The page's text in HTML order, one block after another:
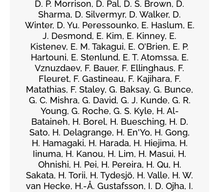
D. P. Morrison, D. Pal, D. S. Brown, D.
Sharma, D. Silvermyr, D. Walker, D.
Winter, D. Yu. Peressounko, E. Haslum, E.
J. Desmond, E. Kim, E. Kinney, E.
Kistenev, E. M. Takagui, E. O'Brien, E. P.
Hartouni, E. Stenlund, E. T. Atomssa, E.
Vznuzdaev, F. Bauer, F. Ellinghaus, F.
Fleuret, F. Gastineau, F. Kajihara, F.
Matathias, F. Staley, G. Baksay, G. Bunce,
G. C. Mishra, G. David, G. J. Kunde, G. R.
Young, G. Roche, G. S. Kyle, H. Al-
Bataineh, H. Borel, H. Buesching, H. D.
Sato, H. Delagrange, H. En'Yo, H. Gong,
H. Hamagaki, H. Harada, H. Hiejima, H.
Iinuma, H. Kanou, H. Lim, H. Masui, H.
Ohnishi, H. Pei, H. Pereira, H. Qu, H.
Sakata, H. Torii, H. Tydesjö, H. Valle, H. W.
van Hecke, H.-Å. Gustafsson, I. D. Ojha, I.